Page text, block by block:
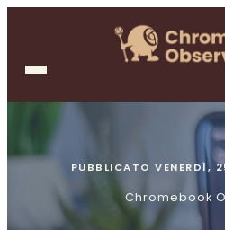
PUBBLICATOVENERDÌ,
Chromebook